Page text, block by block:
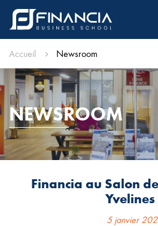
Accueil Newsroom
NEWSROOM
Financia au Salon
Yvelines
5 janvier